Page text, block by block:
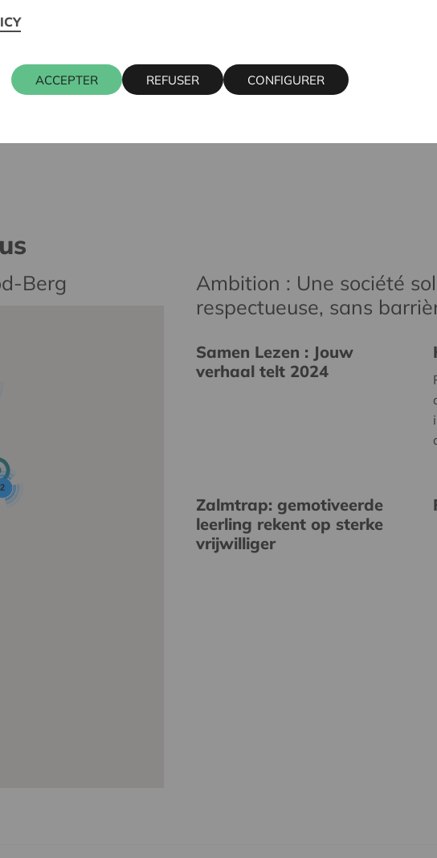
HERENTALS
016 27 96 74
kris.debruyne@cera.coop
Berg
2
Ambition : Une société
respectueuse, sans
Samen Lezen : Jouw
verhaal telt 2024
Zalmtrap: gemotiveerde
leerling rekent op sterke
vrijwilliger
ACCEPTER REFUSER CONFIGURER